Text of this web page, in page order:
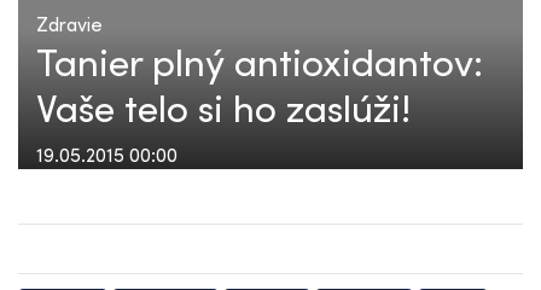
Zdravie
Tanier plný antioxidantov:
Vaše telo si ho zaslúži!
19.05.2015 00:00